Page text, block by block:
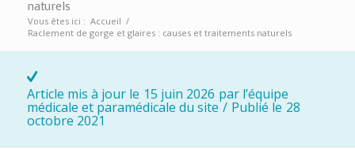
naturels
Vous êtes ici : Accueil /
Raclement de gorge et glaires : causes et traitements naturels
Article mis à jour le 15 juin 2026 par l’équipe
médicale et paramédicale du site / Publié le 28
octobre 2021